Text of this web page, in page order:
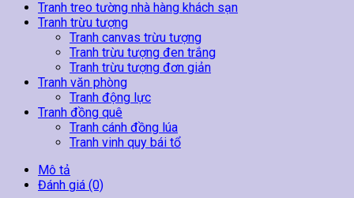
Tranh treo tường nhà hàng khách sạn
Tranh trừu tượng
Tranh canvas trừu tượng
Tranh trừu tượng đen trắng
Tranh trừu tượng đơn giản
Tranh văn phòng
Tranh động lực
Tranh đồng quê
Tranh cánh đồng lúa
Tranh vinh quy bái tổ
Mô tả
Đánh giá (0)